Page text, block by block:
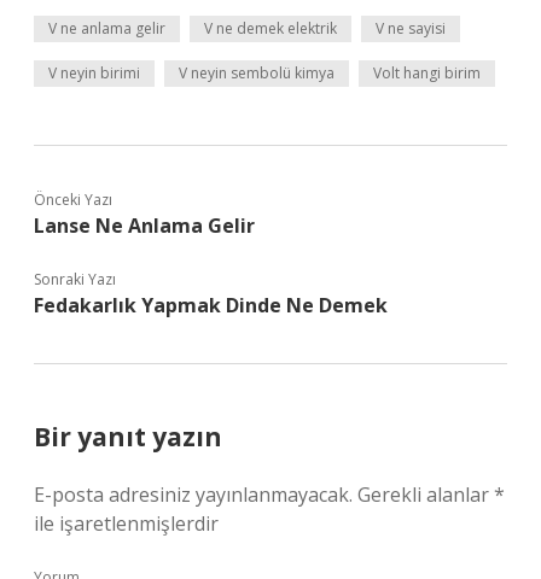
V ne anlama gelir V ne demek elektrik V ne sayisi
V neyin birimi V neyin sembolü kimya Volt hangi birim
Önceki Yazı
Lanse Ne Anlama Gelir
Sonraki Yazı
Fedakarlık Yapmak Dinde Ne Demek
Bir yanıt yazın
E-posta adresiniz yayınlanmayacak. Gerekli alanlar*
ile işaretlenmişlerdir